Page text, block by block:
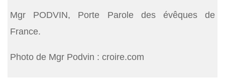
Mgr PODVIN, Porte Parole des évêques de
France.
Photo de Mgr Podvin : croire.com